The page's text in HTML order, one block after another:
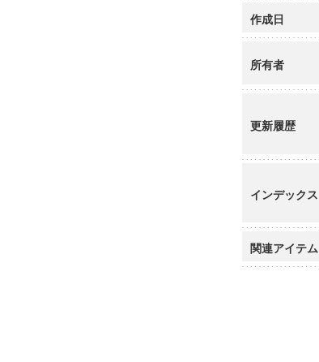
作成日
所有者
更新履歴
インデックス
関連アイテム